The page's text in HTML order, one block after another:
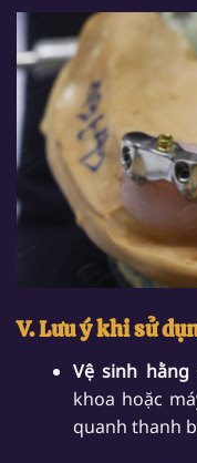
V. Lưu ý khi sử
Vệ sinh hằng
khoa hoặc
quanh thanh